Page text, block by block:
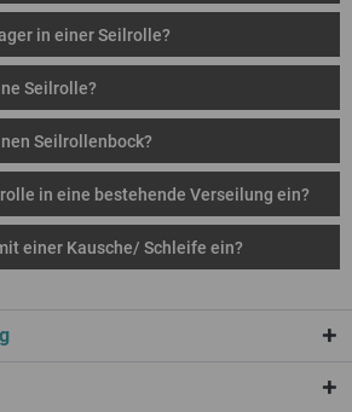
in einer Seilrolle?
Seilrolle?
Seilrollenbock?
in eine bestehende Verseilung ein?
einer Kausche/ Schleife ein?